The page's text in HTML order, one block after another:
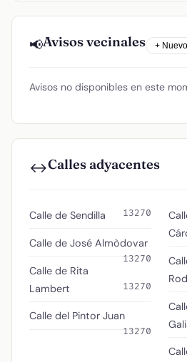
📢Avisos vecinales +
Avisos no disponibles en este
↔️Calles adyacentes
Calle de Sendilla 13270
Calle de José Almòdovar
13270
Calle de Rita
Lambert
13270
Calle del Pintor Juan
13270